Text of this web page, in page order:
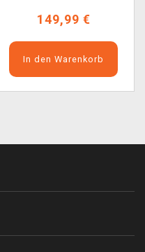
149,99 €
In den Warenkorb